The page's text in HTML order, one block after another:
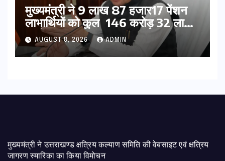
मुख्यमंत्री ने 9 लाख 87 हजार17 पेंशन
लाभार्थियों को कुल 146 करोड़ 32 लाख
की पेंशन राशि का किया भुगतान
AUGUST 8, 2026 ADMIN
मुख्यमंत्री ने उत्तराखण्ड क्षत्रिय कल्याण समिति की वेबसाइट एवं क्षत्रिय
जागरण स्मारिका का किया विमोचन